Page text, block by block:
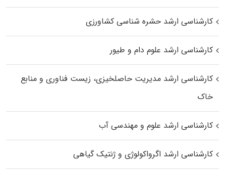
کارشناسی ارشد حشره‌ شناسی کشاورزی
کارشناسی ارشد علوم دام و طیور
کارشناسی ارشد مدیریت حاصلخیزی، زیست فناوری و منابع
خاک
کارشناسی ارشد علوم و مهندسی آب
کارشناسی ارشد اگرواکولوژی و ژنتیک گیاهی